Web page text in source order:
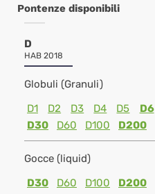
Pontenze disponibili
D
HAB 2018
Globuli (Granuli)
D1
D2 D3 D4 D5 D6
D30
D60 D100 D200
Gocce (liquid)
D30
D60 D100 D200